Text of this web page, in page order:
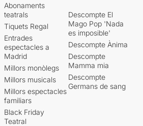
Abonaments
teatrals
Tiquets Regal
Entrades
espectacles a
Madrid
Millors monòlegs
Millors musicals
Millors espectacles
familiars
Black Friday
Teatral
Descompte El
Mago Pop 'Nada
es imposible'
Descompte Ànima
Descompte
Mamma mia
Descompte
Germans de sang